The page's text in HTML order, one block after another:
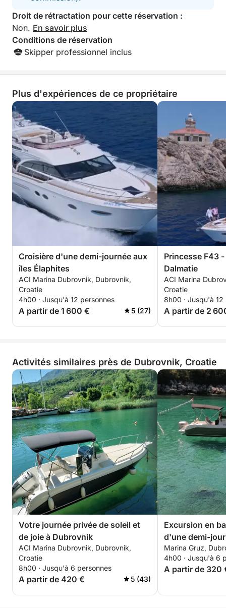
Droit de rétractation pour cette réservation :
Non. En savoir plus
Conditions de réservation
Skipper professionnel inclus
Plus d'expériences de ce propriétaire
Croisière d'une demi-journée aux
îles Élaphites
ACI Marina Dubrovnik, Dubrovnik,
Croatie
4h00 · Jusqu'à 12 personnes
A partir de 1 600 € 5 (27)
Princesse F43
Dalmatie
ACI Marina
Croatie
8h00 · Jusqu'à 12
A partir de 2
Activités similaires près de Dubrovnik, Croatie
Votre journée privée de soleil et
de joie à Dubrovnik
ACI Marina Dubrovnik, Dubrovnik,
Croatie
8h00 · Jusqu'à 6 personnes
A partir de 420 € 5 (43)
Excursion en
d'une demi-
Marina Gruz,
4h00 · Jusqu'à 6
A partir de 320